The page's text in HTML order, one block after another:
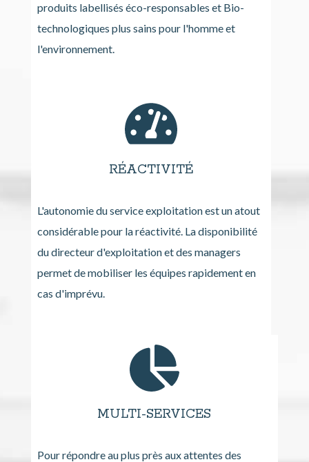
produits labellisés éco-responsables et Bio-
technologiques plus sains pour l'homme et
l'environnement.
RÉACTIVITÉ
L'autonomie du service exploitation est un atout
considérable pour la réactivité. La disponibilité
du directeur d'exploitation et des managers
permet de mobiliser les équipes rapidement en
cas d'imprévu.
MULTI-SERVICES
Pour répondre au plus près aux attentes des